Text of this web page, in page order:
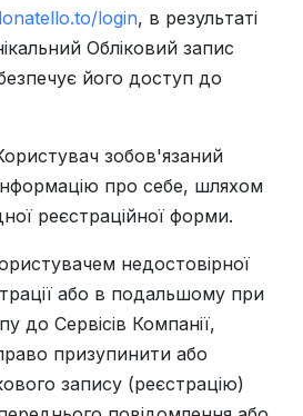
login, в результаті
Обліковий запис
його доступ до
зобов'язаний
про себе, шляхом
реєстраційної форми.
недостовірної
або в подальшому при
до Сервісів Компанії,
призупинити або
запису (реєстрацію)